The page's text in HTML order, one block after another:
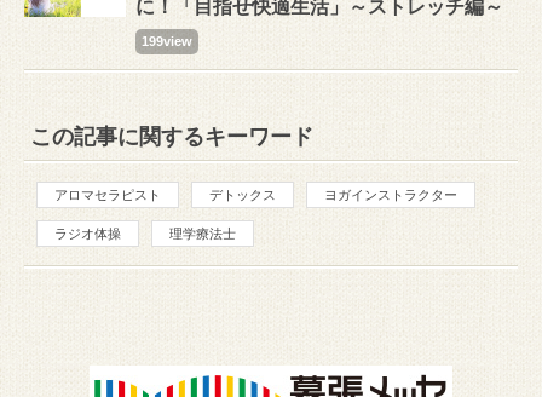
に！「目指せ快適生活」～ストレッチ編～
199view
この記事に関するキーワード
アロマセラピスト デトックス ヨガインストラクター
ラジオ体操 理学療法士